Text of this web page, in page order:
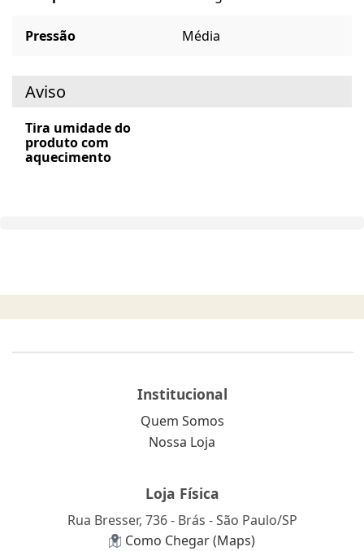
Pressão Média
Aviso
Tira umidade do
produto com
aquecimento
Institucional
Quem Somos
Nossa Loja
Loja Física
Rua Bresser, 736 - Brás - São Paulo/SP
Como Chegar (Maps)